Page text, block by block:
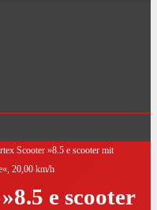
Scooter »8.5 e scooter mit
20,00 km/h
e scooter